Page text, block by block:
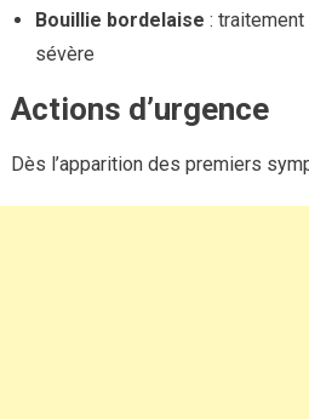
Bouillie bordelaise : traitement
sévère
Actions d’urgence
Dès l’apparition des premiers